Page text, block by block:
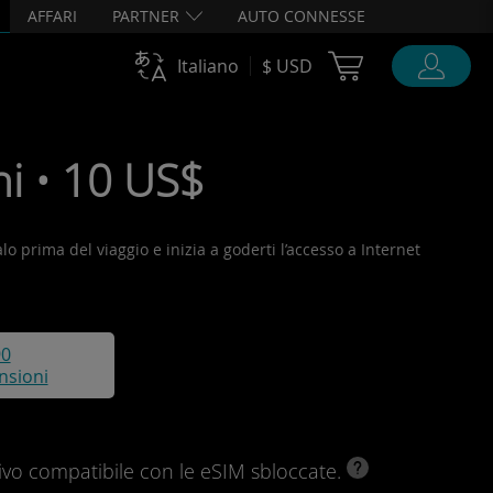
AFFARI PARTNER AUTO CONNESSE
Italiano $ USD Cart Ubigi
• 10 US$
prima del viaggio e inizia a goderti l’accesso a Internet
compatibile con le eSIM sbloccate.